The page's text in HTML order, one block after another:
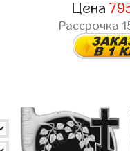
Цена
Рассрочка